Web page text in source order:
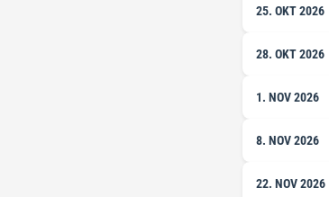
25. OKT 2026
28. OKT 2026
1. NOV 2026
8. NOV 2026
22. NOV 2026